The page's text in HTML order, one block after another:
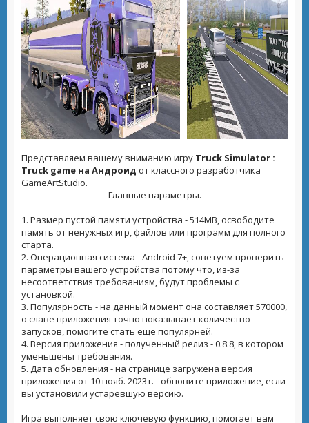
Представляем вашему вниманию игру Truck Simulator :
Truck game на Андроид от классного разработчика
GameArtStudio.
Главные параметры.
1. Размер пустой памяти устройства - 514MB, освободите
память от ненужных игр, файлов или программ для полного
старта.
2. Операционная система - Android 7+, советуем проверить
параметры вашего устройства потому что, из-за
несоответствия требованиям, будут проблемы с
установкой.
3. Популярность - на данный момент она составляет 570000,
о славе приложения точно показывает количество
запусков, помогите стать еще популярней.
4. Версия приложения - полученный релиз - 0.8.8, в котором
уменьшены требования.
5. Дата обновления - на странице загружена версия
приложения от 10 нояб. 2023 г. - обновите приложение, если
вы установили устаревшую версию.
Игра выполняет свою ключевую функцию, помогает вам